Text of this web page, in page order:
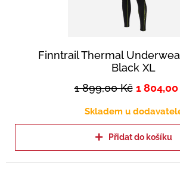
Finntrail Thermal
Black XL
1 899,00Kč 1 804,00
Skladem u
Přidat do košíku